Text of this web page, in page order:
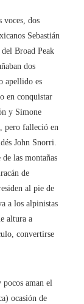
voces, dos
Sebastián
Broad Peak
dos
apellido es
en conquistar
y Simone
pero falleció en
John Snorri.
las montañas
de
al pie de
a los alpinistas
altura a
convertirse
pocos aman el
ocasión de